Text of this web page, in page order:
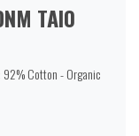
TAI0
92% Cotton - Organic